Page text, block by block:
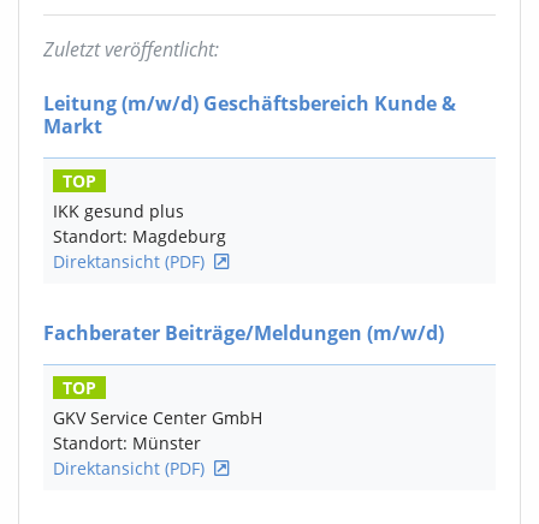
Zuletzt veröffentlicht:
Leitung(m/w/d) Geschäftsbereich Kunde &
Markt
TOP
IKK gesund plus
Standort: Magdeburg
Direktansicht (PDF)
Fachberater Beiträge/Meldungen (m/w/d)
TOP
GKV Service Center GmbH
Standort: Münster
Direktansicht (PDF)